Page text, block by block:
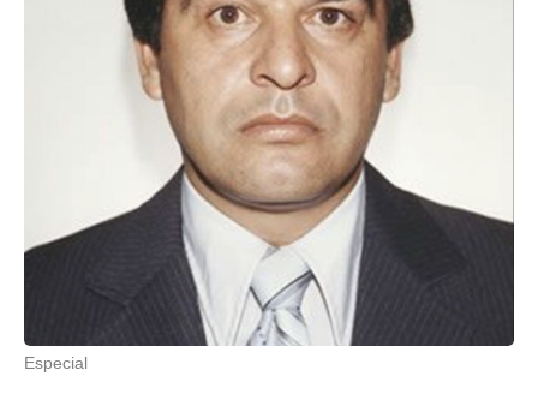
Especial